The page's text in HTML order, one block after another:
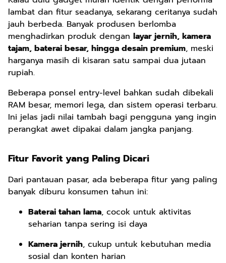
lambat dan fitur seadanya, sekarang ceritanya sudah
jauh berbeda. Banyak produsen berlomba
menghadirkan produk dengan layar jernih, kamera
tajam, baterai besar, hingga desain premium, meski
harganya masih di kisaran satu sampai dua jutaan
rupiah.
Beberapa ponsel entry-level bahkan sudah dibekali
RAM besar, memori lega, dan sistem operasi terbaru.
Ini jelas jadi nilai tambah bagi pengguna yang ingin
perangkat awet dipakai dalam jangka panjang.
Fitur Favorit yang Paling Dicari
Dari pantauan pasar, ada beberapa fitur yang paling
banyak diburu konsumen tahun ini:
Baterai tahan lama, cocok untuk aktivitas
seharian tanpa sering isi daya
Kamera jernih, cukup untuk kebutuhan media
sosial dan konten harian